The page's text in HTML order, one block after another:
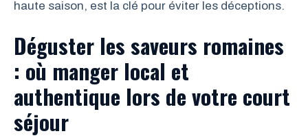
haute saison, est la clé pour éviter les déceptions.
Déguster les saveurs romaines
: où manger local et
authentique lors de votre court
séjour